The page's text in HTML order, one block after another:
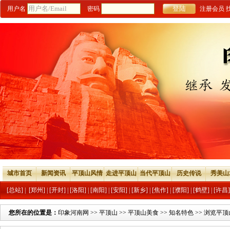
用户名 密码 注册会员
城市首页 新闻资讯 平顶山风情 走进平顶山 当代平顶山 历史传说 秀美
[总站] [郑州] [开封] [洛阳] [南阳] [安阳] [新乡] [焦作] [濮阳] [鹤壁] [许昌]
您所在的位置是： 印象河南网 >> 平顶山 >> 平顶山美食 >> 知名特色 >> 浏览平顶